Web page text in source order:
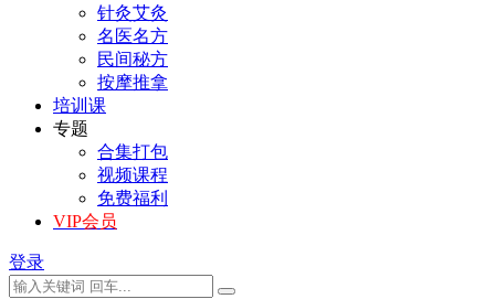
针灸艾灸
名医名方
民间秘方
按摩推拿
培训课
专题
合集打包
视频课程
免费福利
VIP会员
登录